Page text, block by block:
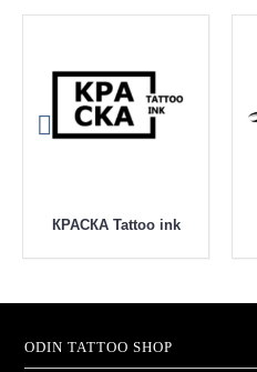
КРАСКА Tattoo ink
ODIN TATTOO SHOP